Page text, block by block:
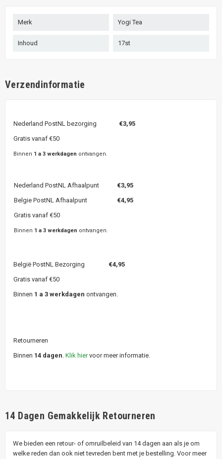
Merk Yogi Tea
Inhoud 17st
Verzendinformatie
Nederland PostNL bezorging €3,95
Gratis vanaf €50
Binnen 1 a 3 werkdagen ontvangen.
Nederland PostNL Afhaalpunt €3,95
Belgie PostNL Afhaalpunt
€4,95
Gratis vanaf €50
Binnen 1 a 3 werkdagen ontvangen.
België PostNL Bezorging €4,95
Gratis vanaf €50
Binnen 1 a 3 werkdagen ontvangen.
Retourneren
Binnen 14 dagen Klik hiervoor meer informatie.
14 Dagen Gemakkelijk Retourneren
We bieden een retour- of omruilbeleid van 14 dagen aan als je om
welke reden dan ook niet tevreden bent met je bestelling. Voor meer